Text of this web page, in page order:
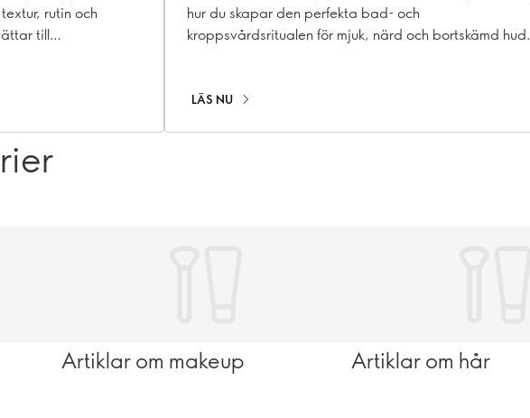
rutin och
till
hur du skapar den perfekta bad- och
kroppsvårdsritualen för mjuk, närd och bortskämd hud.
LÄS NU
Artiklar om makeup Artiklar om hår